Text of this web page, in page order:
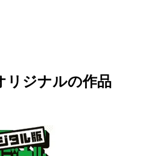
リジナルの作品